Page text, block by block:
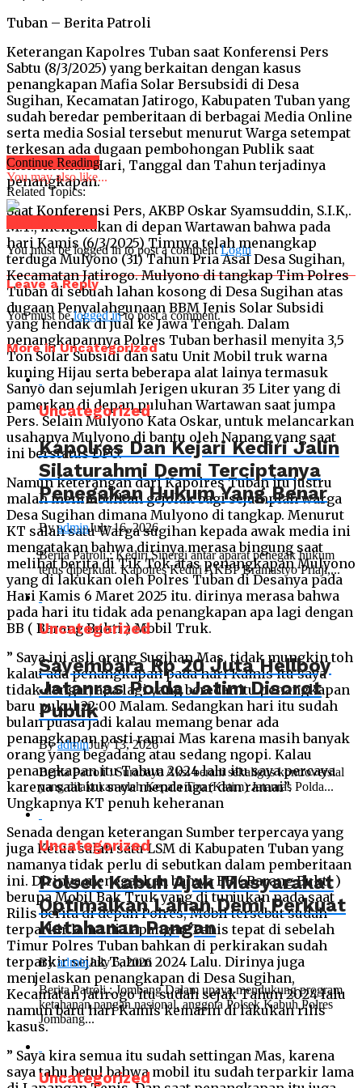
Tuban – Berita Patroli
Keterangan Kapolres Tuban saat Konferensi Pers
Sabtu (8/3/2025) yang berkaitan dengan kasus
penangkapan Mafia Solar Bersubsidi di Desa
Sugihan, Kecamatan Jatirogo, Kabupaten Tuban yang
sudah beredar pemberitaan di berbagai Media Online
serta media Sosial tersebut menurut Warga setempat
terkesan ada dugaan pembohongan Publik saat
menentukan Hari, Tanggal dan Tahun terjadinya
penangkapan.
Saat Konferensi Pers, AKBP Oskar Syamsuddin, S.I.K,.
M.T., mengatakan di depan Wartawan bahwa pada
hari Kamis (6/3/2025) Timnya telah menangkap
terduga Mulyono (31) Tahun Pria Asal Desa Sugihan,
Kecamatan Jatirogo. Mulyono di tangkap Tim Polres
Tuban di sebuah lahan kosong di Desa Sugihan atas
dugaan Penyalahgunaan BBM Jenis Solar Subsidi
yang hendak di jual ke Jawa Tengah. Dalam
penangkapannya Polres Tuban berhasil menyita 3,5
Ton Solar Subsidi dan satu Unit Mobil truk warna
kuning Hijau serta beberapa alat lainya termasuk
Sanyo dan sejumlah Jerigen ukuran 35 Liter yang di
pamerkan di depan puluhan Wartawan saat jumpa
Pers. Selain Mulyono Kata Oskar, untuk melancarkan
usahanya Mulyono di bantu oleh Nanang yang saat
ini berstatus DPO.
Namun keterangan dari Kapolres Tuban itu justru
malah menimbulkan gejolak bagi sejumplah warga
Desa Sugihan dimana Mulyono di tangkap. Menurut
KT salah satu Warga sugihan kepada awak media ini
mengatakan bahwa dirinya merasa bingung saat
melihat berita di Tik Tok atas penangkapan Mulyono
yang di lakukan oleh Polres Tuban di Desanya pada
Hari Kamis 6 Maret 2025 itu. dirinya merasa bahwa
pada hari itu tidak ada penangkapan apa lagi dengan
BB ( Barang Bukti ) Mobil Truk.
” Saya ini asli orang Sugihan Mas, tidak mungkin toh
kalau ada penangkapan pada hari Kamis itu saya
tidak dengar, apa lagi yang beredar itu penangkapan
baru pukul 22:00 Malam. Sedangkan hari itu sudah
bulan puasa jadi kalau memang benar ada
penangkapan pasti ramai Mas karena masih banyak
orang yang begadang atau sedang ngopi. Kalau
penangkapan itu Tahun 2024 lalu itu saya percaya
karena saat itu saya mendengar dan ramai”.
Ungkapnya KT penuh keheranan
Senada dengan keterangan Sumber terpercaya yang
juga Ketua salah satu LSM di Kabupaten Tuban yang
namanya tidak perlu di sebutkan dalam pemberitaan
ini. Dirinya menegaskan bahwa BB ( Barang Bukti )
berupa Mobil Bak Truk yang di tunjukan pada saat
Rilis berita di depan Polres, Mobil tersebut sudah
terparkir lama di Lapangan Tenis tepat di sebelah
Timur Polres Tuban bahkan di perkirakan sudah
terparkir sejak Tahun 2024 Lalu. Dirinya juga
menjelaskan penangkapan di Desa Sugihan,
Kecamatan Jatirogo itu sudah sejak Tahun 2024 lalu
namun baru hari Kamis kemarin di lakukan rilis
kasus.
” Saya kira semua itu sudah settingan Mas, karena
saya tahu betul bahwa mobil itu sudah terparkir lama
Continue Reading
You may also like...
Related Topics:
You must be logged in to post a commentLogin
Leave a Reply
You must belogged into post a comment.
More in Uncategorized
Uncategorized
Kapolres Dan Kejari Kediri Jalin
Silaturahmi Demi Terciptanya
Penegakan Hukum Yang Benar
ByadminJuly 16, 2026
Berita Patroli : Kediri Sinergi antar aparat penegak hukum
terus diperkuat. Kapolres Kediri AKBP Bramastyo Priaji,...
Uncategorized
Sayembara Rp 20 Juta Hellboy
Jatanras Polda Jatim Disorot
Publik
ByadminJuly 13, 2026
Berita Patroli : Surabaya Aksi berani sekaligus kontroversial
yang dilakukan oleh Kepala Tim (Katim) Jatanras Polda...
Uncategorized
Polsek Kabuh Ajak Masyarakat
Optimalkan Lahan Demi Perkuat
Ketahanan Pangan
ByadminJuly 6, 2026
Berita Patroli ; Jombang Dalam upaya mendukung program
ketahanan pangan nasional, anggota Polsek Kabuh Polres
Jombang...
Uncategorized